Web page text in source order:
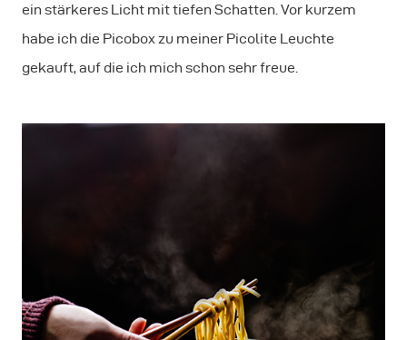
ein stärkeres Licht mit tiefen Schatten. Vor kurzem
habe ich die Picobox zu meiner Picolite Leuchte
gekauft, auf die ich mich schon sehr freue.